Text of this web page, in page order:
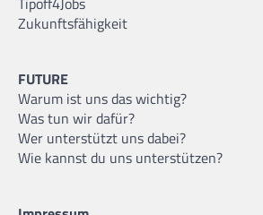
Zukunftsfähigkeit
FUTURE
Warum ist uns das wichtig?
Was tun wir dafür?
Wer unterstützt uns dabei?
Wie kannst du uns unterstützen?